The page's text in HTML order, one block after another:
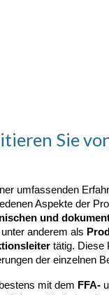
Sie
umfassenden
Aspekte der
und
anderem als
tätig. Diese
der einzelnen
mit dem FFA-